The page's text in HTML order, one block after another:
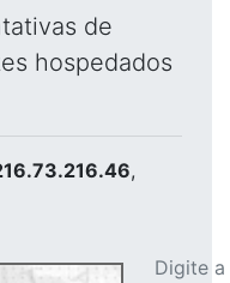
de
hospedados
,
Digite